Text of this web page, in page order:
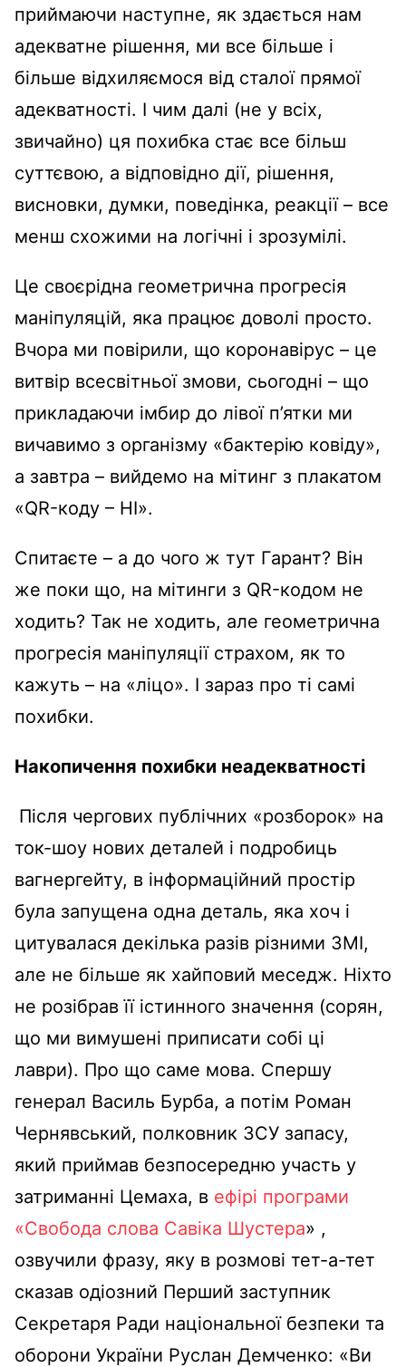
приймаючи наступне, як здається нам
адекватне рішення, ми все більше і
більше відхиляємося від сталої прямої
адекватності. І чим далі (не у всіх,
звичайно) ця похибка стає все більш
суттєвою, а відповідно дії, рішення,
висновки, думки, поведінка, реакції – все
менш схожими на логічні і зрозумілі.
Це своєрідна геометрична прогресія
маніпуляцій, яка працює доволі просто.
Вчора ми повірили, що коронавірус – це
витвір всесвітньої змови, сьогодні – що
прикладаючи імбир до лівої п’ятки ми
вичавимо з організму «бактерію ковіду»,
а завтра – вийдемо на мітинг з плакатом
«QR-коду – НІ».
Спитаєте – а до чого ж тут Гарант? Він
же поки що, на мітинги з QR-кодом не
ходить? Так не ходить, але геометрична
прогресія маніпуляції страхом, як то
кажуть – на «ліцо». І зараз про ті самі
похибки.
Накопичення похибки неадекватності
Після чергових публічних «розборок» на
ток-шоу нових деталей і подробиць
вагнергейту, в інформаційний простір
була запущена одна деталь, яка хоч і
цитувалася декілька разів різними ЗМІ,
але не більше як хайповий меседж. Ніхто
не розібрав її істинного значення (сорян,
що ми вимушені приписати собі ці
лаври). Про що саме мова. Спершу
генерал Василь Бурба, а потім Роман
Чернявський, полковник ЗСУ запасу,
який приймав безпосередню участь у
затриманні Цемаха, в ефірі програми
«Свобода слова Савіка Шустера» ,
озвучили фразу, яку в розмові тет-а-тет
сказав одіозний Перший заступник
Секретаря Ради національної безпеки та
оборони України Руслан Демченко: «Ви